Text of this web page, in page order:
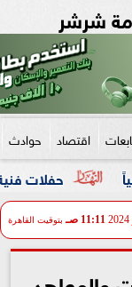
شرشر
اقتصاد حوادث
حفلات فنية وأنشطة
11:11 صـ بتوقيت القاهرة